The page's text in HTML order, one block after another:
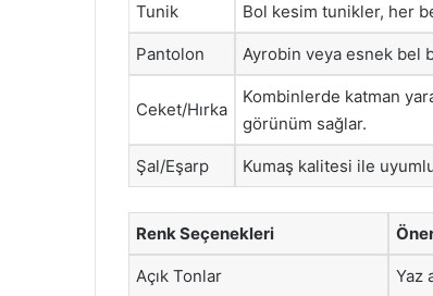
Tunik Bol kesim tunikler, her
Pantolon Ayrobin veya esnek bel
Ceket/Hırka
Kombinlerde katman
görünüm sağlar.
Şal/Eşarp Kumaş kalitesi ile
Renk Seçenekleri
Açık Tonlar Yaz